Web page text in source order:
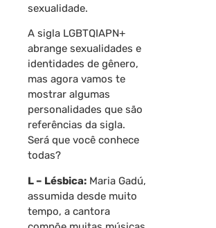
sexualidade.
A sigla LGBTQIAPN+
abrange sexualidades e
identidades de gênero,
mas agora vamos te
mostrar algumas
personalidades que são
referências da sigla.
Será que você conhece
todas?
L – Lésbica: Maria Gadú,
assumida desde muito
tempo, a cantora